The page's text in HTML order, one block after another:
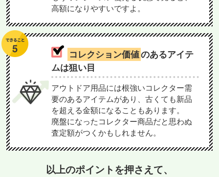
高額になりやすいですよ。
コレクション価値のあるアイテ
ムは狙い目
アウトドア用品には根強いコレクター需
要のあるアイテムがあり、古くても新品
を超える金額になることもあります。
廃盤になったコレクター商品だと思わぬ
査定額がつくかもしれません。
以上のポイントを押さえて、